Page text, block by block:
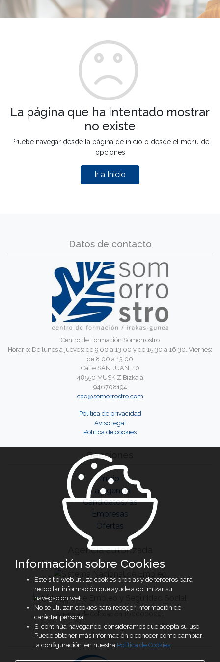
La página que ha intentado mostrar
no existe
Pruebe navegar desde la página de inicio o desde el menú de
opciones
Ir a Inicio
Datos de contacto
Centro de Formación Somorrostro
Horario: De lunes a jueves: de 9:00 a 13:00 y de 15:30 a 16:30. Viernes:
de 8:00 a 13:00
Calle SAN JUAN, 10
48550 MUSKIZ Bizkaia
946708194
cae@somorrostro.com
Política de privacidad
Aviso legal
Política de cookies
Secciones
Inicio
La Agencia
Candidatos/as
Empresas
Ofertas
Agencia autorizada
Agencia de Colocación 1600000091
Colaboradores
Información sobre Cookies
Este sitio web utiliza cookies propias y de terceros para
recopilar información que ayude a optimizar su
navegación web.
No se utilizan cookies para recoger información de
carácter personal.
Si continúa navegando, consideramos que acepta su uso.
Puede obtener más información o conocer cómo cambiar
la configuración, en nuestra Política de Cookies.